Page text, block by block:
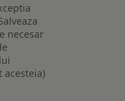
necesar